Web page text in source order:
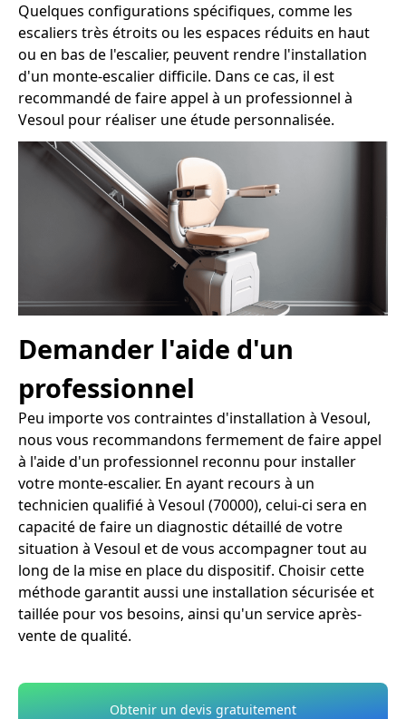
Quelques configurations spécifiques, comme les
escaliers très étroits ou les espaces réduits en haut
ou en bas de l'escalier, peuvent rendre l'installation
d'un monte-escalier difficile. Dans ce cas, il est
recommandé de faire appel à un professionnel à
Vesoul pour réaliser une étude personnalisée.
Demander l'aide d'un
professionnel
Peu importe vos contraintes d'installation à Vesoul,
nous vous recommandons fermement de faire appel
à l'aide d'un professionnel reconnu pour installer
votre monte-escalier. En ayant recours à un
technicien qualifié à Vesoul (70000), celui-ci sera en
capacité de faire un diagnostic détaillé de votre
situation à Vesoul et de vous accompagner tout au
long de la mise en place du dispositif. Choisir cette
méthode garantit aussi une installation sécurisée et
taillée pour vos besoins, ainsi qu'un service après-
vente de qualité.
Obtenir un devis gratuitement